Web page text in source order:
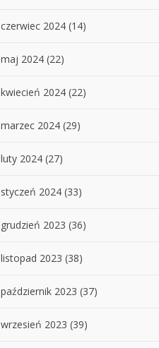
czerwiec 2024 (14)
maj 2024 (22)
kwiecień 2024 (22)
marzec 2024 (29)
luty 2024 (27)
styczeń 2024 (33)
grudzień 2023 (36)
listopad 2023 (38)
październik 2023 (37)
wrzesień 2023 (39)